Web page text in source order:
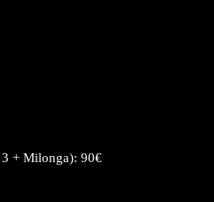
3 + Milonga): 90€